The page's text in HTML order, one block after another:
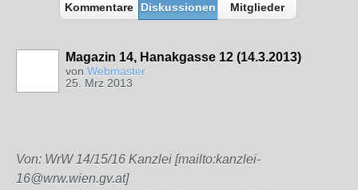
Kommentare Diskussionen Mitglieder
Magazin 14, Hanakgasse 12 (14.3.2013)
von Webmaster
25. Mrz 2013
Von: WrW 14/15/16 Kanzlei [mailto:kanzlei-
16@wrw.wien.gv.at]